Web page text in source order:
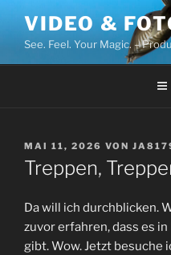
Inhalt
springen
VIDEO &
See. Feel. Your Magic. –
VERÖFFENTLICHT
AM
MAI 11, 2026 VON
Treppen,
Da will ich durchblicken.
zuvor erfahren, dass es
gibt. Wow. Jetzt besuche